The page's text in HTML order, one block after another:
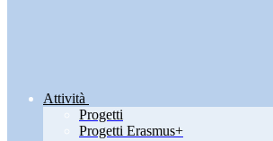
Attività
Progetti
Progetti Erasmus+